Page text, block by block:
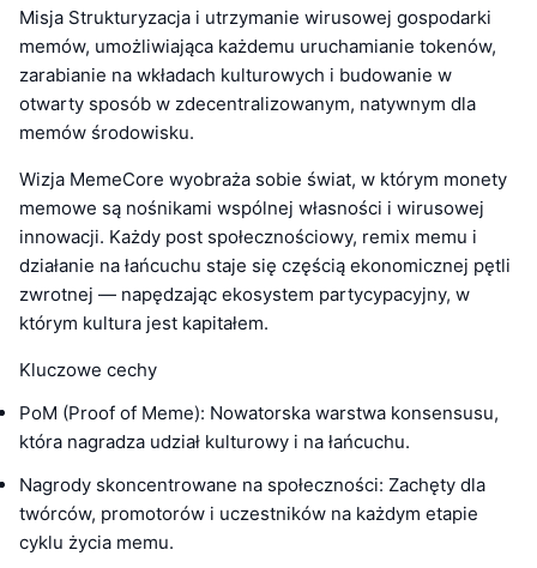
Misja Strukturyzacja i utrzymanie wirusowej gospodarki
memów, umożliwiająca każdemu uruchamianie tokenów,
zarabianie na wkładach kulturowych i budowanie w
otwarty sposób w zdecentralizowanym, natywnym dla
memów środowisku.
Wizja MemeCore wyobraża sobie świat, w którym monety
memowe są nośnikami wspólnej własności i wirusowej
innowacji. Każdy post społecznościowy, remix memu i
działanie na łańcuchu staje się częścią ekonomicznej pętli
zwrotnej — napędzając ekosystem partycypacyjny, w
którym kultura jest kapitałem.
Kluczowe cechy
PoM (Proof of Meme): Nowatorska warstwa konsensusu,
która nagradza udział kulturowy i na łańcuchu.
Nagrody skoncentrowane na społeczności: Zachęty dla
twórców, promotorów i uczestników na każdym etapie
cyklu życia memu.